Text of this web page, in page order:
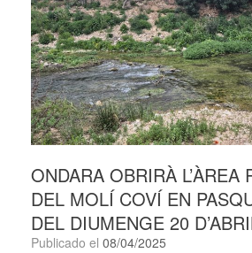
ONDARA OBRIRÀ L’ÀREA
DEL MOLÍ COVÍ EN
DEL DIUMENGE 20
Publicado el 08/04/2025